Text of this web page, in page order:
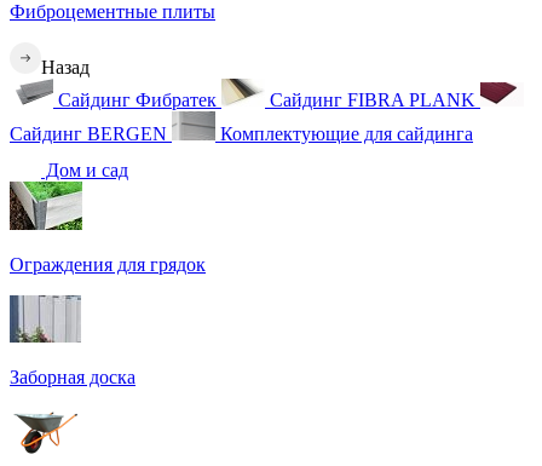
Фиброцементные плиты
Назад
Сайдинг Фибратек
Сайдинг FIBRA PLANK
Сайдинг BERGEN
Комплектующие для сайдинга
Дом и сад
Ограждения для грядок
Заборная доска